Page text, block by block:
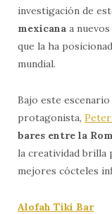
investigación de
mexicana a
que la ha
mundial.
Bajo este
protagonista, Peter
bares entre la
la creatividad brilla
mejores cócteles
Alofah Tiki Bar